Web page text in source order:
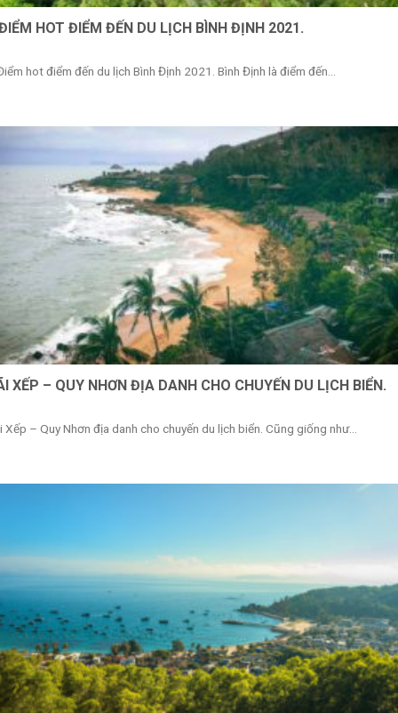
HOT ĐIỂM ĐẾN DU LỊCH BÌNH ĐỊNH 2021.
hot điểm đến du lịch Bình Định 2021. Bình Định là điểm đến...
XẾP – QUY NHƠN ĐỊA DANH CHO CHUYẾN DU LỊCH BIỂN.
Xếp – Quy Nhơn địa danh cho chuyến du lịch biển. Cũng giống như...